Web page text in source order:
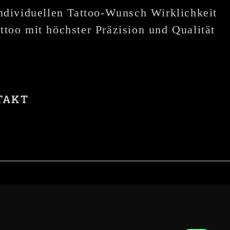
Tattoo-Wunsch Wirklichkeit
mit höchster Präzision und Qualität